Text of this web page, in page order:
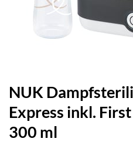
NUK
Express inkl.
300 ml